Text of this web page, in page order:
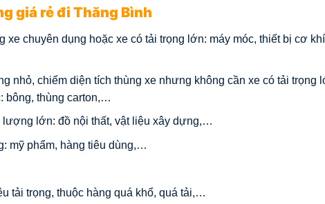
giá rẻ đi Thăng Bình
chuyên dụng hoặc xe có tải trọng lớn: máy móc, thiết bị cơ
nhỏ, chiếm diện tích thùng xe nhưng không cần xe có tải trọng
bông, thùng carton,…
lớn: đồ nội thất, vật liệu xây dựng,…
mỹ phẩm, hàng tiêu dùng,…
tải trọng, thuộc hàng quá khổ, quá tải,…